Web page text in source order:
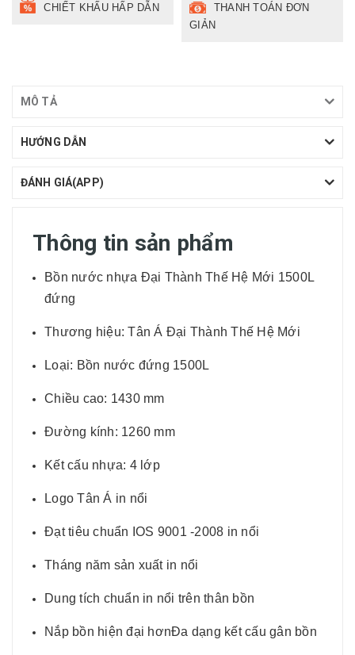
CHIẾT KHẤU HẤP DẪN
THANH TOÁN ĐƠN
GIẢN
MÔ TẢ
HƯỚNG DẪN
ĐÁNH GIÁ(APP)
Thông tin sản phẩm
Bồn nước nhựa Đại Thành Thế Hệ Mới 1500L
đứng
Thương hiệu: Tân Á Đại Thành Thế Hệ Mới
Loại: Bồn nước đứng 1500L
Chiều cao: 1430 mm
Đường kính: 1260 mm
Kết cấu nhựa: 4 lớp
Logo Tân Á in nổi
Đạt tiêu chuẩn IOS 9001 -2008 in nổi
Tháng năm sản xuất in nổi
Dung tích chuẩn in nổi trên thân bồn
Nắp bồn hiện đại hơnĐa dạng kết cấu gân bồn